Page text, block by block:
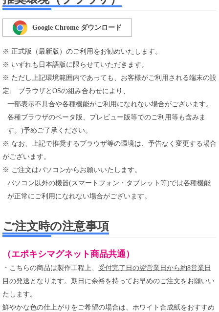
Google Chrome ダウンロード
※ 正式版（最新版）のご利用をお勧めいたします。
※ いずれも日本語版に限らせていただきます。
※ ただし上記環境範囲内であっても、お客様がご利用される端末の設
定、 ブラウザとOSの組み合わせにより、
一部表示不具合や各種機能がご利用になれない場合がございます。
各種ブラウザのベータ版、プレビュー版等でのご利用等も含みま
す。)予めご了承ください。
※ なお、上記で推奨するブラウザ等の環境は、予告なく変更する場合
がございます。
※ ご注文はパソコンからお願いいたします。
パソコン以外の機器(スマートフォン・タブレット等)では各種機能
が正常にご利用になれない場合がございます。
ご注文時の注意事項
（エポキシマグネット商品共通）
・こちらの商品は製作工程上、 受付完了日の翌営業日から約8営業日
目の発送 となります。期日に余裕を持ってお早めのご注文をお願いい
たします。
鮮やかな色の仕上がりをご希望の場合は、ホワイト合成紙をおすすめ